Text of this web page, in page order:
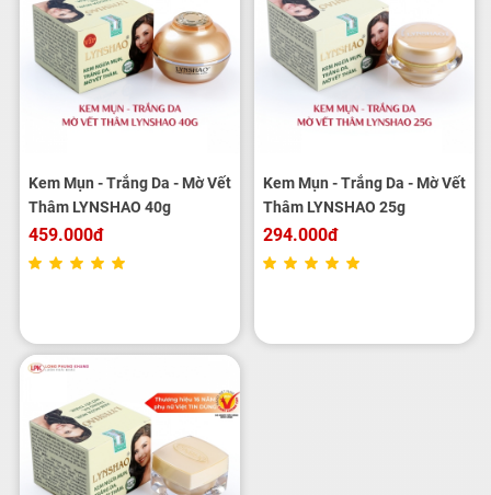
Kem Mụn - Trắng Da - Mờ Vết
Thâm LYNSHAO 40g
459.000đ
Kem Mụn - Trắng Da - Mờ Vết
Thâm LYNSHAO 25g
294.000đ